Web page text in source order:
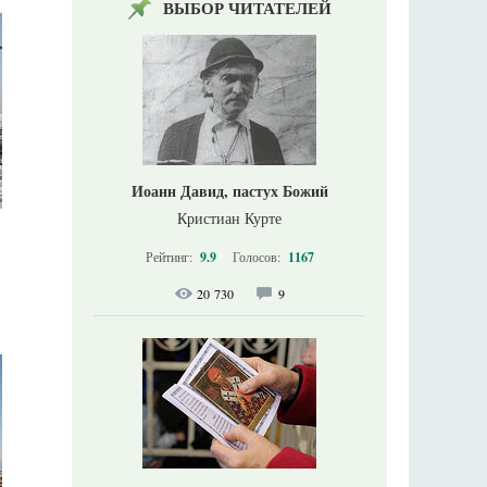
ВЫБОР ЧИТАТЕЛЕЙ
Иоанн Давид, пастух Божий
Кристиан Курте
Рейтинг: 9.9 Голосов: 1167
20 730 9